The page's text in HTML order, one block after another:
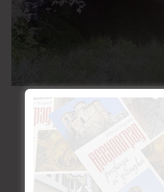
НЕОБЛАГОРОДЕНИ ПЕЩЕРИ И
26.08.2024 736 Views
Пропастна
„Ледницата“ –